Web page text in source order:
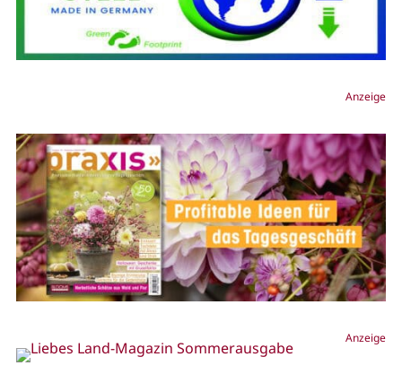
Anzeige
Anzeige